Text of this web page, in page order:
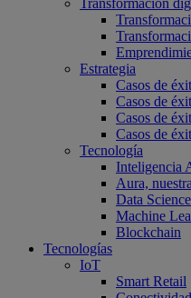
Transformación
Estrategia
Casos de
Casos de
Casos de
Casos de
Tecnología
Inteligencia
Aura,
Data Science
Machine
Blockchain
Tecnologías
IoT
Smart Retail